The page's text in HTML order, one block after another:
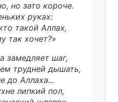
но зато короче.
руках:
такой Аллах,
так хочет?»
замедляет шаг,
трудней дышать,
до Аллаха…
липкий пол,